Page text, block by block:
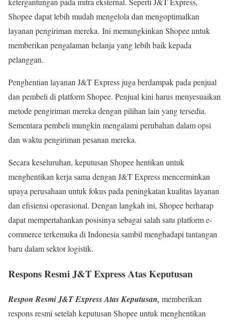
Shopee dapat lebih mudah mengelola dan mengoptimalkan
layanan pengiriman mereka. Ini memungkinkan Shopee untuk
memberikan pengalaman belanja yang lebih baik kepada
pelanggan.
Penghentian layanan J&T Express juga berdampak pada penjual
dan pembeli di platform Shopee. Penjual kini harus menyesuaikan
metode pengiriman mereka dengan pilihan lain yang tersedia.
Sementara pembeli mungkin mengalami perubahan dalam opsi
dan waktu pengiriman pesanan mereka.
Secara keseluruhan, keputusan Shopee hentikan untuk
menghentikan kerja sama dengan J&T Express mencerminkan
upaya perusahaan untuk fokus pada peningkatan kualitas layanan
dan efisiensi operasional. Dengan langkah ini, Shopee berharap
dapat mempertahankan posisinya sebagai salah satu platform e-
commerce terkemuka di Indonesia sambil menghadapi tantangan
baru dalam sektor logistik.
Respons Resmi J&T Express Atas Keputusan
Respon Resmi J&T Express Atas Keputusan, memberikan
respons resmi setelah keputusan Shopee untuk menghentikan